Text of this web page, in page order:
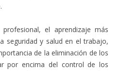
el aprendizaje más
seguridad y salud en el trabajo,
de la eliminación de los
por encima del control de los